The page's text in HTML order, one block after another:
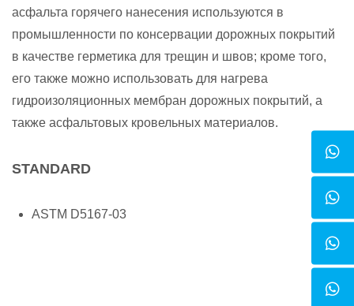
асфальта горячего нанесения используются в
промышленности по консервации дорожных покрытий
в качестве герметика для трещин и швов; кроме того,
его также можно использовать для нагрева
гидроизоляционных мембран дорожных покрытий, а
также асфальтовых кровельных материалов.
STANDARD
ASTM D5167-03